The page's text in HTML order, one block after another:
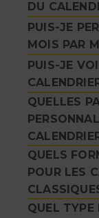
DU
PUIS-JE
MOIS PAR
PUIS-JE
QUELLES
QUELS
POUR LES
QUEL TYPE